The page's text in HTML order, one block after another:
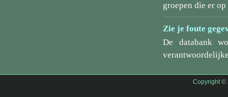
groepen die er
Zie je foute
De databank
Copyright ©